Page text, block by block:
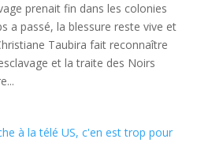
prenait fin dans les colonies
a passé, la blessure reste vive et
Taubira fait reconnaître
et la traite des Noirs